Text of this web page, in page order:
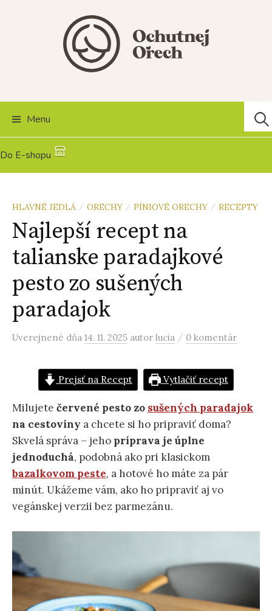
Menu
Do E-shopu
HLAVNÉ JEDLÁ / ORECHY / PÍNIOVÉ ORECHY / RECEPTY
Najlepší recept na
talianske paradajkové
pesto zo sušených
paradajok
Uverejnené dňa 14. 11. 2025 autor lucia / 0 komentár
Prejsť na Recept Vytlačiť recept
Milujete červené pesto zo sušených paradajok
na cestoviny a chcete si ho pripraviť doma?
Skvelá správa – jeho príprava je úplne
jednoduchá, podobná ako pri klasickom
bazalkovom peste, a hotové ho máte za pár
minút. Ukážeme vám, ako ho pripraviť aj vo
vegánskej verzii bez parmezánu.